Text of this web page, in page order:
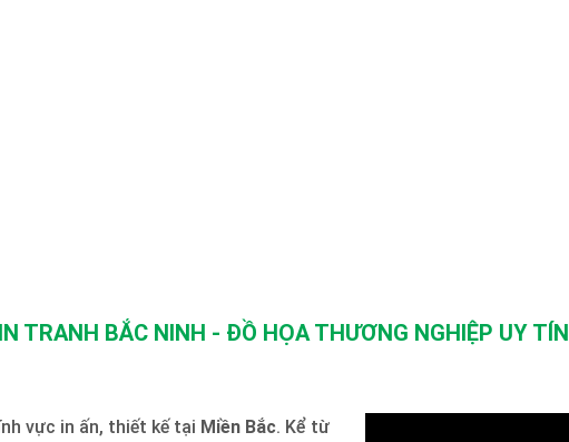
TRANH BẮC NINH - ĐỒ HỌA THƯƠNG NGHIỆP UY TÍN
vực in ấn, thiết kế tại Miền Bắc. Kể từ